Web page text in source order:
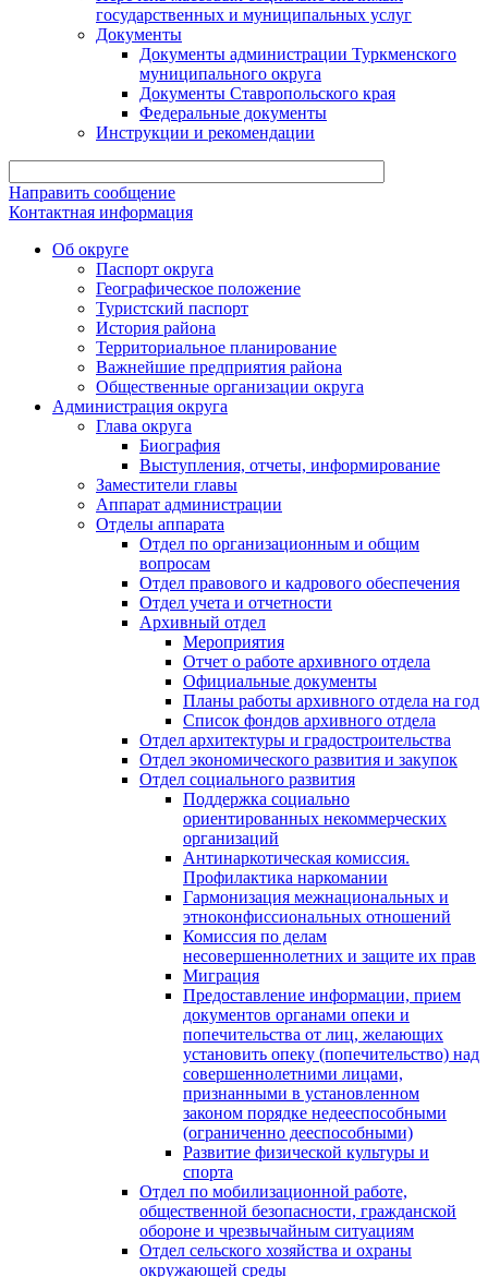
государственных и муниципальных услуг
Документы
Документы администрации Туркменского
муниципального округа
Документы Ставропольского края
Федеральные документы
Инструкции и рекомендации
Направить сообщение
Контактная информация
Об округе
Паспорт округа
Географическое положение
Туристский паспорт
История района
Территориальное планирование
Важнейшие предприятия района
Общественные организации округа
Администрация округа
Глава округа
Биография
Выступления, отчеты, информирование
Заместители главы
Аппарат администрации
Отделы аппарата
Отдел по организационным и общим
вопросам
Отдел правового и кадрового обеспечения
Отдел учета и отчетности
Архивный отдел
Мероприятия
Отчет о работе архивного отдела
Официальные документы
Планы работы архивного отдела на год
Список фондов архивного отдела
Отдел архитектуры и градостроительства
Отдел экономического развития и закупок
Отдел социального развития
Поддержка социально
ориентированных некоммерческих
организаций
Антинаркотическая комиссия.
Профилактика наркомании
Гармонизация межнациональных и
этноконфиссиональных отношений
Комиссия по делам
несовершеннолетних и защите их прав
Миграция
Предоставление информации, прием
документов органами опеки и
попечительства от лиц, желающих
установить опеку (попечительство) над
совершеннолетними лицами,
признанными в установленном
законом порядке недееспособными
(ограниченно дееспособными)
Развитие физической культуры и
спорта
Отдел по мобилизационной работе,
общественной безопасности, гражданской
оборонe и чрезвычайным ситуациям
Отдел сельского хозяйства и охраны
окружающей среды